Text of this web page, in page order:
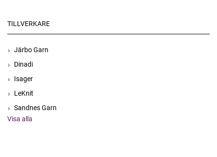
TILLVERKARE
Järbo Garn
Dinadi
Isager
LeKnit
Sandnes Garn
Visa alla